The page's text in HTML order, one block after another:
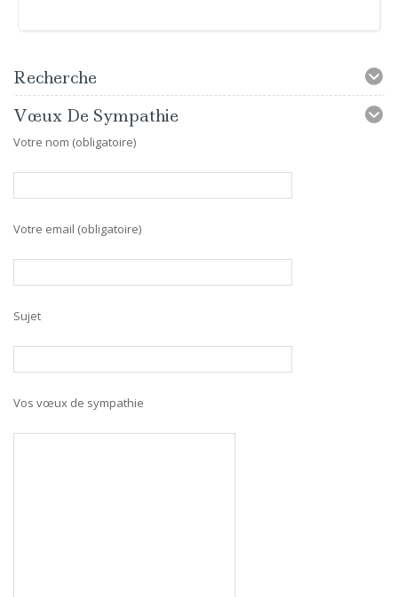
Recherche
Vœux De Sympathie
Votre nom (obligatoire)
Votre email (obligatoire)
Sujet
Vos vœux de sympathie